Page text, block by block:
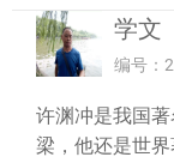
学文
编号：
许渊冲是我国
梁，他还是世